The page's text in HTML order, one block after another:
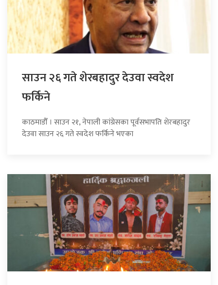
साउन २६ गते शेरबहादुर देउवा स्वदेश
फर्किने
काठमाडौँ । साउन २१, नेपाली कांग्रेसका पूर्वसभापति शेरबहादुर
देउवा साउन २६ गते स्वदेश फर्किने भएका